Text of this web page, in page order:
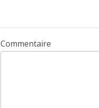
Commentaire